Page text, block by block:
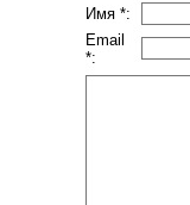
Имя *:
Email
*: